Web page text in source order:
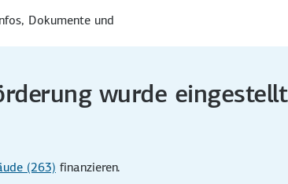
Dokumente und
wurde eingestellt
(263) finanzieren.